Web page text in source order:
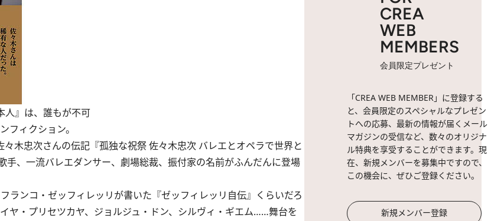
人』は、誰もが不可
フィクション。
木忠次さんの伝記『孤独な祝祭 佐々木忠次 バレエとオペラで世界と
、一流バレエダンサー、劇場総裁、振付家の名前がふんだんに登場
ンコ・ゼッフィレッリが書いた『ゼッフィレッリ自伝』くらいだろ
・プリセツカヤ、ジョルジュ・ドン、シルヴィ・ギエム……舞台を
CREA
WEB
MEMBERS
会員限定プレゼント
「CREA WEB MEMBER」に登録する
と、会員限定のスペシャルなプレゼン
トへの応募、最新の情報が届くメール
マガジンの受信など、数々のオリジナ
ル特典を享受することができます。現
在、新規メンバーを募集中ですので、
この機会に、ぜひご登録ください。
新規メンバー登録